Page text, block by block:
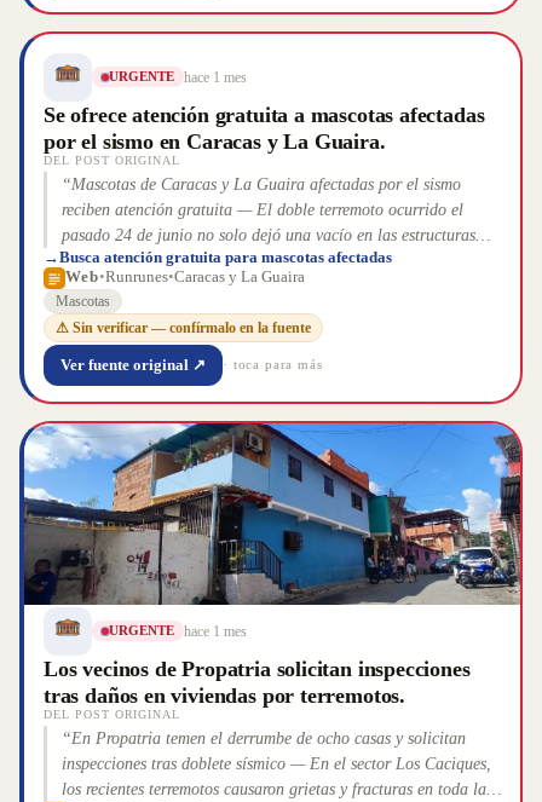
URGENTE hace 1 mes
Se ofrece atención gratuita a mascotas afectadas
por el sismo en Caracas y La Guaira.
DEL POST ORIGINAL
“Mascotas de Caracas y La Guaira afectadas por el sismo
reciben atención gratuita — El doble terremoto ocurrido el
pasado 24 de junio no solo dejó una vacío en las estructuras
destruidas y las pérdidas humanas, sino que también afectó a
animales domésticos y la fauna local del país. Cientos de perros
y gatos se encuentran aún atrapados bajo los escombros; otros
deambulan desorientados, algunos heridos durante los colapsos
[&#8230;] La entrada Mascotas de Caracas y La Guaira
afectadas por el sismo reciben atención gratuita se publicó
→Busca atención gratuita para mascotas afectadas
Web•Runrunes•Caracas y La Guaira
Mascotas
⚠ Sin verificar — confírmalo en la fuente
Ver fuente original ↗ · toca para más
URGENTE hace 1 mes
Los vecinos de Propatria solicitan inspecciones
tras daños en viviendas por terremotos.
DEL POST ORIGINAL
“En Propatria temen el derrumbe de ocho casas y solicitan
inspecciones tras doblete sísmico — En el sector Los Caciques,
los recientes terremotos causaron grietas y fracturas en toda la